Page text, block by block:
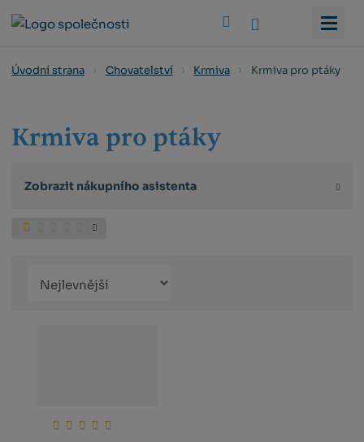
Úvodní strana Chovatelství Krmiva Krmiva pro ptáky
Krmiva pro ptáky
Zobrazit nákupního asistenta
produktů